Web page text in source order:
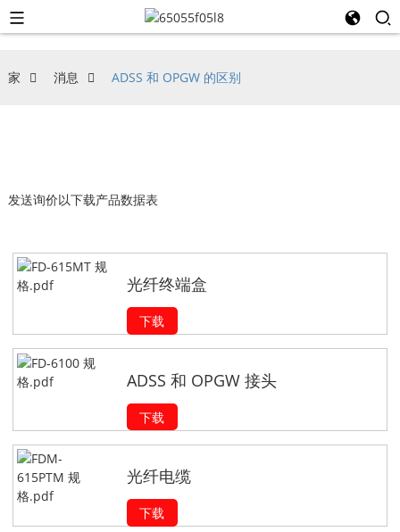
家 消息 ADSS 和 OPGW 的区别
发送询价以下载产品数据表
光纤终端盒
下载
ADSS 和 OPGW 接头
下载
光纤电缆
下载